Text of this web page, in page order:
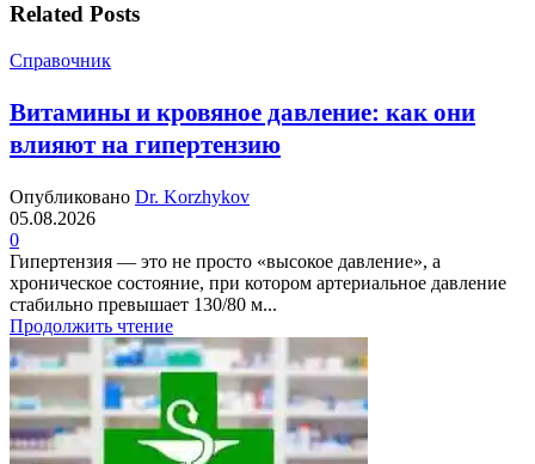
Related Posts
Справочник
Витамины и кровяное давление: как они
влияют на гипертензию
Опубликовано Dr. Korzhykov
05.08.2026
0
Гипертензия — это не просто «высокое давление», а
хроническое состояние, при котором артериальное давление
стабильно превышает 130/80 м...
Продолжить чтение